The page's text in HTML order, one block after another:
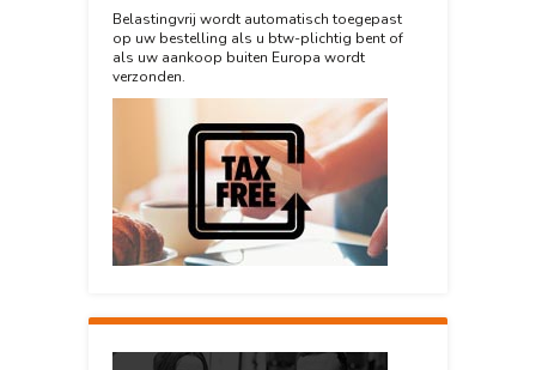
Belastingvrij wordt automatisch toegepast
op uw bestelling als u btw-plichtig bent of
als uw aankoop buiten Europa wordt
verzonden.